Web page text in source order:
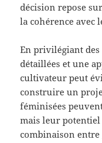
décision repose
la cohérence avec
En privilégiant des
détaillées et une
cultivateur peut
construire un
féminisées
mais leur
combinaison